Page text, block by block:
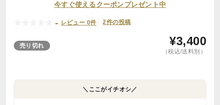
今すぐ使えるクーポンプレゼント中
- レビュー 0件 2件の投稿
売り切れ ¥3,400
（税込/送料別）
＼ここがイチオシ／